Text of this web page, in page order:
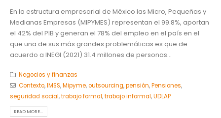
En la estructura empresarial de México las Micro, Pequeñas y
Medianas Empresas (MIPYMES) representan el 99.8%, aportan
el 42% del PIB y generan el 78% del empleo en el país en el
que una de sus más grandes problemáticas es que de
acuerdo a INEGI (2021) 31.4 millones de personas...
Negocios y finanzas
Contexto,IMSS,Mipyme,outsourcing,pensión,Pensiones,
seguridad social,trabajo formal,trabajo informal,UDLAP
READ MORE...